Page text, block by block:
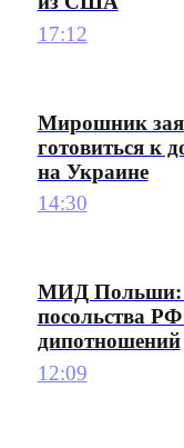
17:12
Мирошник
готовиться к
на Украине
14:30
МИД Польши:
посольства
дипотношений
12:09